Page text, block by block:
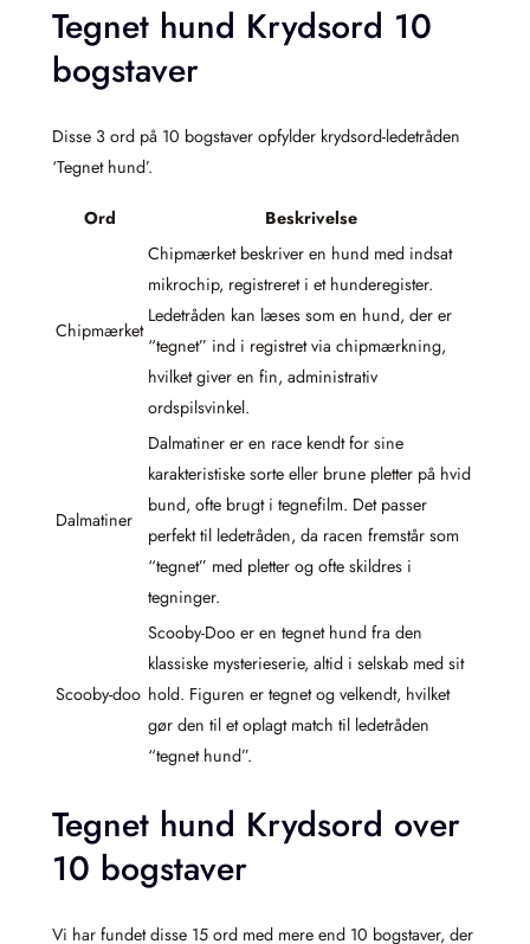
Tegnet hund Krydsord 10
bogstaver
Disse 3 ord på 10 bogstaver opfylder krydsord-ledetråden
‘Tegnet hund’.
Ord Beskrivelse
Chipmærket
Chipmærket beskriver en hund med indsat
mikrochip, registreret i et hunderegister.
Ledetråden kan læses som en hund, der er
“tegnet” ind i registret via chipmærkning,
hvilket giver en fin, administrativ
ordspilsvinkel.
Dalmatiner
Dalmatiner er en race kendt for sine
karakteristiske sorte eller brune pletter på hvid
bund, ofte brugt i tegnefilm. Det passer
perfekt til ledetråden, da racen fremstår som
“tegnet” med pletter og ofte skildres i
tegninger.
Scooby-doo
Scooby-Doo er en tegnet hund fra den
klassiske mysterieserie, altid i selskab med sit
hold. Figuren er tegnet og velkendt, hvilket
gør den til et oplagt match til ledetråden
“tegnet hund”.
Tegnet hund Krydsord over
10 bogstaver
Vi har fundet disse 15 ord med mere end 10 bogstaver, der